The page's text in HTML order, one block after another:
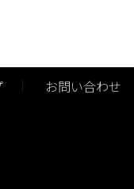
お問い合わせ